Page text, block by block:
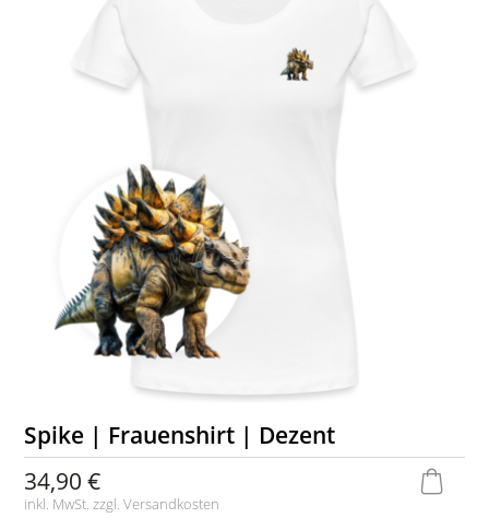
Spike | Frauenshirt | Dezent
34,90 €
inkl. MwSt. zzgl.Versandkosten